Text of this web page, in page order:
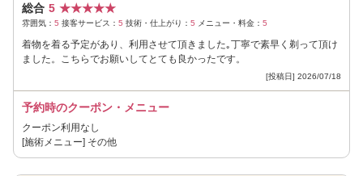
総合 5 ★★★★★
雰囲気： 5 接客サービス： 5 技術・仕上がり： 5 メニュー・料金： 5
着物を着る予定があり、利用させて頂きました｡丁寧で素早く剃って頂け
ました。こちらでお願いしてとても良かったです。
[投稿日] 2026/07/18
予約時のクーポン・メニュー
クーポン利用なし
[施術メニュー] その他